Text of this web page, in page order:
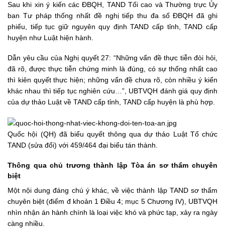
Sau khi xin ý kiến các ĐBQH, TAND Tối cao và Thường trực Ủy
ban Tư pháp thống nhất đề nghị tiếp thu đa số ĐBQH đã ghi
phiếu, tiếp tục giữ nguyên quy định TAND cấp tỉnh, TAND cấp
huyện như Luật hiện hành.
Dẫn yêu cầu của Nghị quyết 27: “Những vấn đề thực tiễn đòi hỏi,
đã rõ, được thực tiễn chứng minh là đúng, có sự thống nhất cao
thì kiên quyết thực hiện; những vấn đề chưa rõ, còn nhiều ý kiến
khác nhau thì tiếp tục nghiên cứu…”, UBTVQH đánh giá quy định
của dự thảo Luật về TAND cấp tỉnh, TAND cấp huyện là phù hợp.
Quốc hội (QH) đã biểu quyết thông qua dự thảo Luật Tổ chức
TAND (sửa đổi) với 459/464 đại biểu tán thành.
Thông qua chủ trương thành lập Tòa án sơ thẩm chuyên
biệt
Một nội dung đáng chú ý khác, về việc thành lập TAND sơ thẩm
chuyên biệt (điểm đ khoản 1 Điều 4; mục 5 Chương IV), UBTVQH
nhìn nhận án hành chính là loại việc khó và phức tạp, xảy ra ngày
càng nhiều.